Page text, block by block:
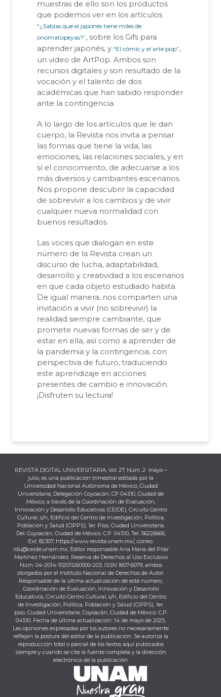
muestras de ello son los productos
que podemos ver en los artículos
“¿Sabías que el japonés tiene miles de
onomatopeyas?”, sobre los Gifs para
aprender japonés, y “El cómic y el arte pop”,
un video de ArtPop. Ambos son
recursos digitales y son resultado de la
vocación y el talento de dos
académicas que han sabido responder
ante la contingencia.
A lo largo de los artículos que le dan
cuerpo, la Revista nos invita a pensar
las formas que tiene la vida, las
emociones, las relaciones sociales, y en
sí el conocimiento, de adecuarse a los
más diversos y cambiantes escenarios.
Nos propone descubrir la capacidad
de sobrevivir a los cambios y de vivir
cualquier nueva normalidad con
buenos resultados.
Las voces que dialogan en este
número de la Revista crean un
discurso de lucha, adaptabilidad,
desarrollo y creatividad a los escenarios
en que cada objeto estudiado habita.
De igual manera, nos comparten una
invitación a vivir (no sobrevivir) la
realidad siempre cambiante, que
promete nuevas formas de ser y de
estar en ella, así como a aprender de
la pandemia y la contingencia, con
perspectiva de futuro, traduciendo
este aprendizaje en acciones
presentes de cambio e innovación.
¡Disfruten su lectura!
REVISTA DIGITAL UNIVERSITARIA, Vol. 27, Núm. 2 mayo –
julio, es una publicación trimestral editada por la
Universidad Nacional Autónoma de México, Ciudad
Universitaria, Delegación Coyoacán, CP 04510, Ciudad de
México, a través de la Coordinación de Evaluación,
Innovación y Desarrollo Educativos (CEIDE), Circuito Centro
Cultural, s/n, Edificio del Centro de Investigación, Política,
Población y Salud (CIPPS), 1er. Piso, Ciudad Universitaria,
Del. Coyoacán, Ciudad de México. C.P. 04510, Tel. 56226666,
Ext. 82307, https://www.revista.unam.mx/, correo:
rdu@ceide.unam.mx, Editor responsable Ana María del Pilar
Martínez Hernández. Reserva de Derechos al Uso Exclusivo
Núm. 04-2014-102011260500-203, ISSN 1607-6079, ambos
otorgados por el Instituto Nacional de Derechos de Autor.
Responsable de la última actualización de este número,
Coordinación de Evaluación, Innovación y Desarrollo
Educativos, Circuito Centro Cultural, s/n, Edificio del Centro
de Investigación, Política, Población y Salud (CIPPS), 1er.
piso, Ciudad Universitaria, Coyoacán, Ciudad de México. C.P.
04510. Fecha de última actualización: 14 de mayo de 2025.
Las opiniones expresadas por los autores no necesariamente
reflejan la postura del editor de la publicación. Se autoriza la
reproducción total o parcial de los textos aquí publicados
siempre y cuando se cite la fuente completa y la dirección
electrónica de la publicación.